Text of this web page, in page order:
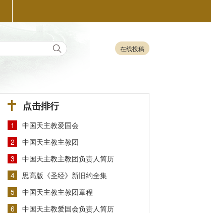
在线投稿
点击排行
1
中国天主教爱国会
2
中国天主教主教团
3
中国天主教主教团负责人简历
4
思高版《圣经》新旧约全集
5
中国天主教主教团章程
6
中国天主教爱国会负责人简历